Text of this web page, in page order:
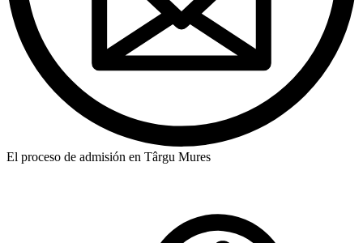
El proceso de admisión en Târgu Mures